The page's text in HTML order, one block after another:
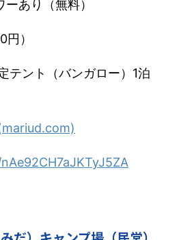
あり（無料）
）
テント（バンガロー）1泊
nAe92CH7aJKTyJ5ZA